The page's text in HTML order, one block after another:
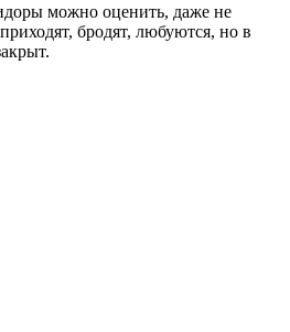
можно оценить, даже не
бродят, любуются, но в